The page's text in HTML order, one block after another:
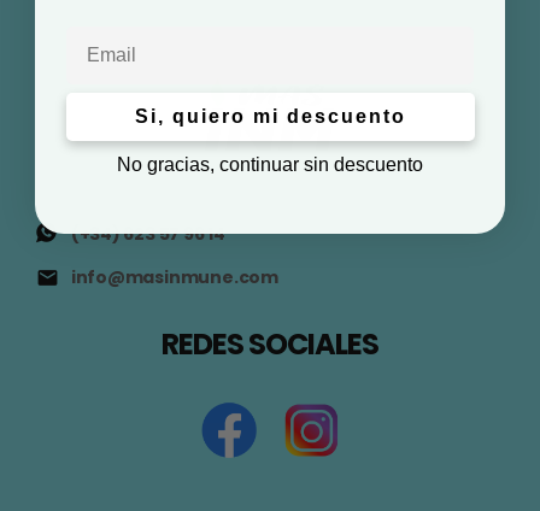
(+34) 623 57 96 14
info@masinmune.com
REDES SOCIALES
Si, quiero mi descuento
No gracias, continuar sin descuento